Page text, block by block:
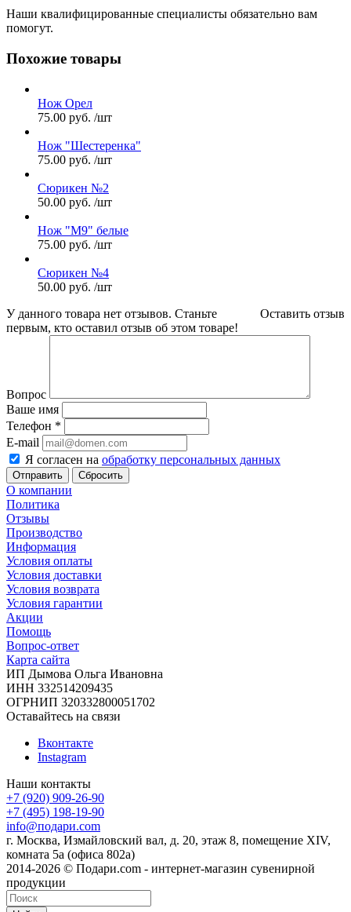
Наши квалифицированные специалисты обязательно вам
помогут.
Похожие товары
Нож Орел
75.00 руб. /шт
Нож "Шестеренка"
75.00 руб. /шт
Сюрикен №2
50.00 руб. /шт
Нож "М9" белые
75.00 руб. /шт
Сюрикен №4
50.00 руб. /шт
Оставить отзыв
У данного товара нет отзывов. Станьте
первым, кто оставил отзыв об этом товаре!
Вопрос
Ваше имя
Телефон *
E-mail
Я согласен на обработку персональных данных
Сбросить
О компании
Политика
Отзывы
Производство
Информация
Условия оплаты
Условия доставки
Условия возврата
Условия гарантии
Акции
Помощь
Вопрос-ответ
Карта сайта
ИП Дымова Ольга Ивановна
ИНН 332514209435
ОГРНИП 320332800051702
Оставайтесь на связи
Вконтакте
Instagram
Наши контакты
+7 (920) 909-26-90
+7 (495) 198-19-90
info@подари.com
г. Москва, Измайловский вал, д. 20, этаж 8, помещение XIV,
комната 5а (офиса 802а)
2014-2026 © Подари.com - интернет-магазин сувенирной
продукции